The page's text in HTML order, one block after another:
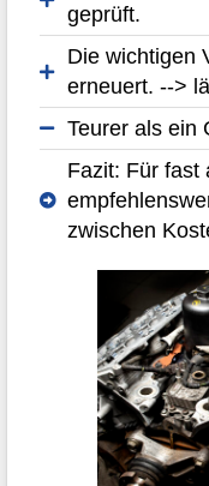
geprüft.
Die wichtigen
erneuert. -->
Teurer als ein
Fazit: Für fast
zwischen